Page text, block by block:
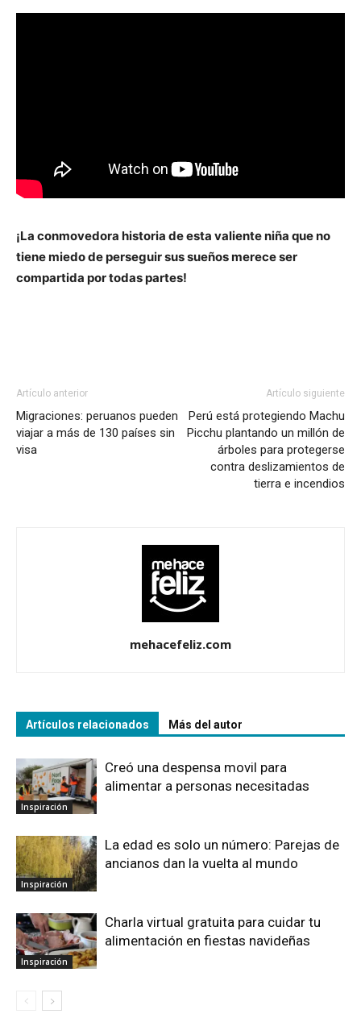
¡La conmovedora historia de esta valiente niña que no
tiene miedo de perseguir sus sueños merece ser
compartida por todas partes!
Artículo anterior
Migraciones: peruanos pueden
viajar a más de 130 países sin
visa
Artículo siguiente
Perú está protegiendo Machu
Picchu plantando un millón de
árboles para protegerse
contra deslizamientos de
tierra e incendios
mehacefeliz.com
Artículos relacionados Más del autor
Inspiración
Creó una despensa movil para
alimentar a personas necesitadas
Inspiración
La edad es solo un número: Parejas de
ancianos dan la vuelta al mundo
Inspiración
Charla virtual gratuita para cuidar tu
alimentación en fiestas navideñas